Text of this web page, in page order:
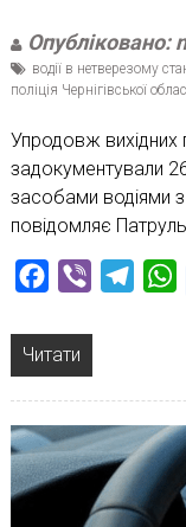
Опубліковано:
водії в нетверезому
поліція Чернігівської
Упродовж вихідних
задокументували
засобами водіями
повідомляє
Facebook
Viber
Читати